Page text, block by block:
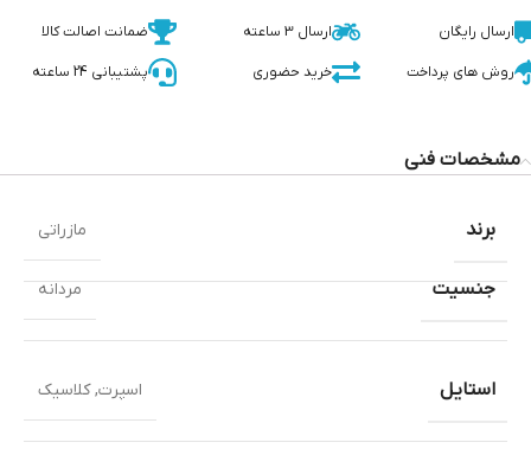
ارسال رایگان ارسال 3 ساعته ضمانت اصالت کالا
روش های پرداخت خرید حضوری پشتیبانی 24 ساعته
مشخصات فنی
جنسیت مردانه
استایل اسپرت,کلاسیک
برند مازراتی